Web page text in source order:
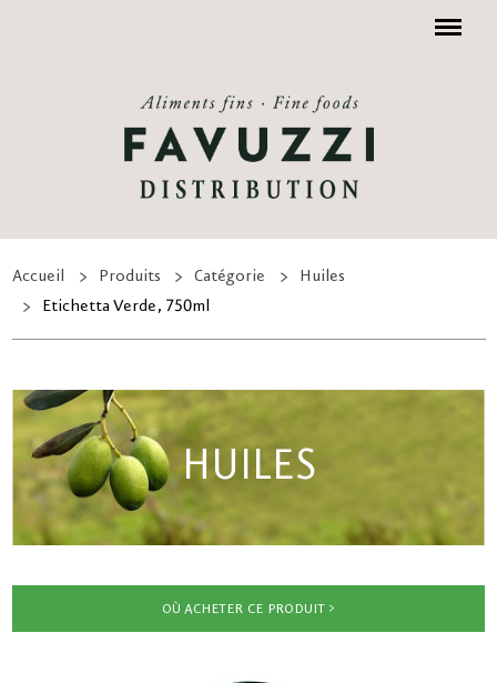
Menu
Accueil Produits Catégorie
Huiles
Etichetta Verde, 750ml
HUILES
OÙ ACHETER CE PRODUIT